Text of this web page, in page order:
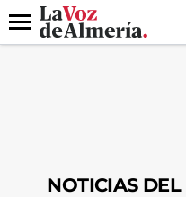
DESTACADO
Menú
NOTICIAS DEL